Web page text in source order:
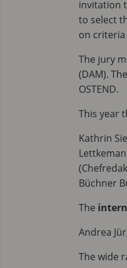
invitation
to select
on
The jury
(DAM).
OSTEND.
This year
Kathrin
Büchner
The
Andrea
The wide